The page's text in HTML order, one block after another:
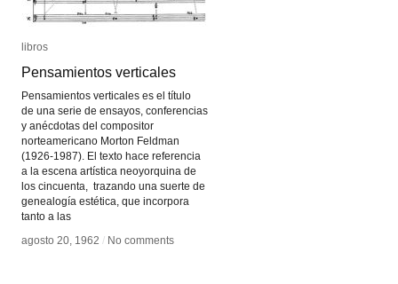
libros
Pensamientos verticales
Pensamientos verticales es el título
de una serie de ensayos, conferencias
y anécdotas del compositor
norteamericano Morton Feldman
(1926-1987). El texto hace referencia
a la escena artística neoyorquina de
los cincuenta, trazando una suerte de
genealogía estética, que incorpora
tanto a las
agosto 20, 1962 / No comments
libros
Pensamientos verticales
agosto 20, 1962 / No comments